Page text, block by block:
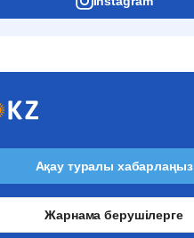
Ақау туралы хабарлаңыз
Жарнама берушілерге